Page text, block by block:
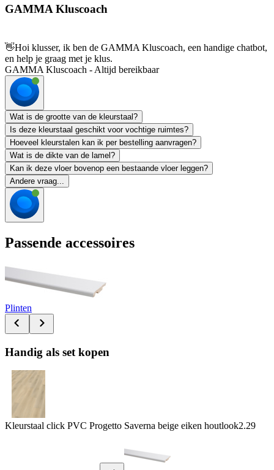
GAMMA Kluscoach
👋Hoi klusser, ik ben de GAMMA Kluscoach, een handige chatbot,
en help je graag met je klus.
GAMMA Kluscoach - Altijd bereikbaar
Wat is de grootte van de kleurstaal?
Is deze kleurstaal geschikt voor vochtige ruimtes?
Hoeveel kleurstalen kan ik per bestelling aanvragen?
Wat is de dikte van de lamel?
Kan ik deze vloer bovenop een bestaande vloer leggen?
Andere vraag...
Passende accessoires
Plinten
Handig als set kopen
Kleurstaal click PVC Progetto Saverna beige eiken houtlook2.29